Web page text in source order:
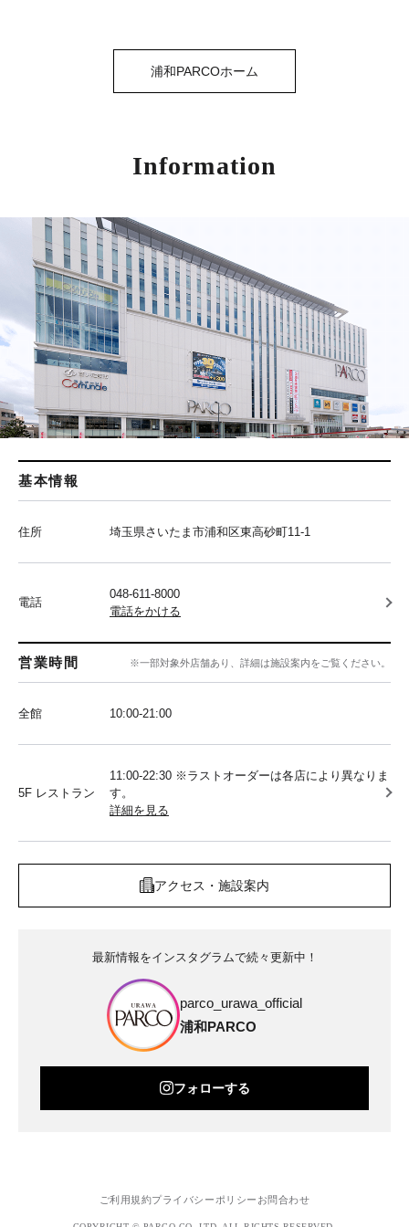
浦和PARCOホーム
Information
基本情報
住所 埼玉県さいたま市浦和区東高砂町11-1
電話
048-611-8000
電話をかける
営業時間 ※一部対象外店舗あり、詳細は施設案内をご覧ください。
全館 10:00‐21:00
5F レストラン
11:00-22:30 ※ラストオーダーは各店により異なりま
す。
詳細を見る
アクセス・施設案内
最新情報をインスタグラムで続々更新中！
parco_urawa_official
浦和PARCO
フォローする
ご利用規約プライバシーポリシー お問合わせ